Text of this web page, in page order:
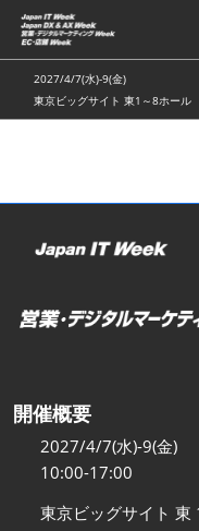
ス
キ
ッ
し
む
2027/4/7(水)-9(金)
東京ビッグサイト 東1～8ホール
開催概要
2027/4/7(水)-9(金)
10:00-17:00
東京ビッグサイト 東